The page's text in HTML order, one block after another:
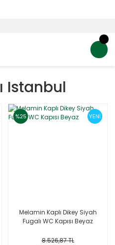
Istanbul
%25 YENİ
Melamin Kaplı Dikey Siyah
Fugalı WC Kapısı Beyaz
8.526,87 TL